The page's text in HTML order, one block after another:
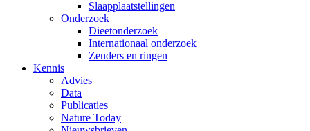
Slaapplaatstellingen
Onderzoek
Dieetonderzoek
Internationaal onderzoek
Zenders en ringen
Kennis
Advies
Data
Publicaties
Nature Today